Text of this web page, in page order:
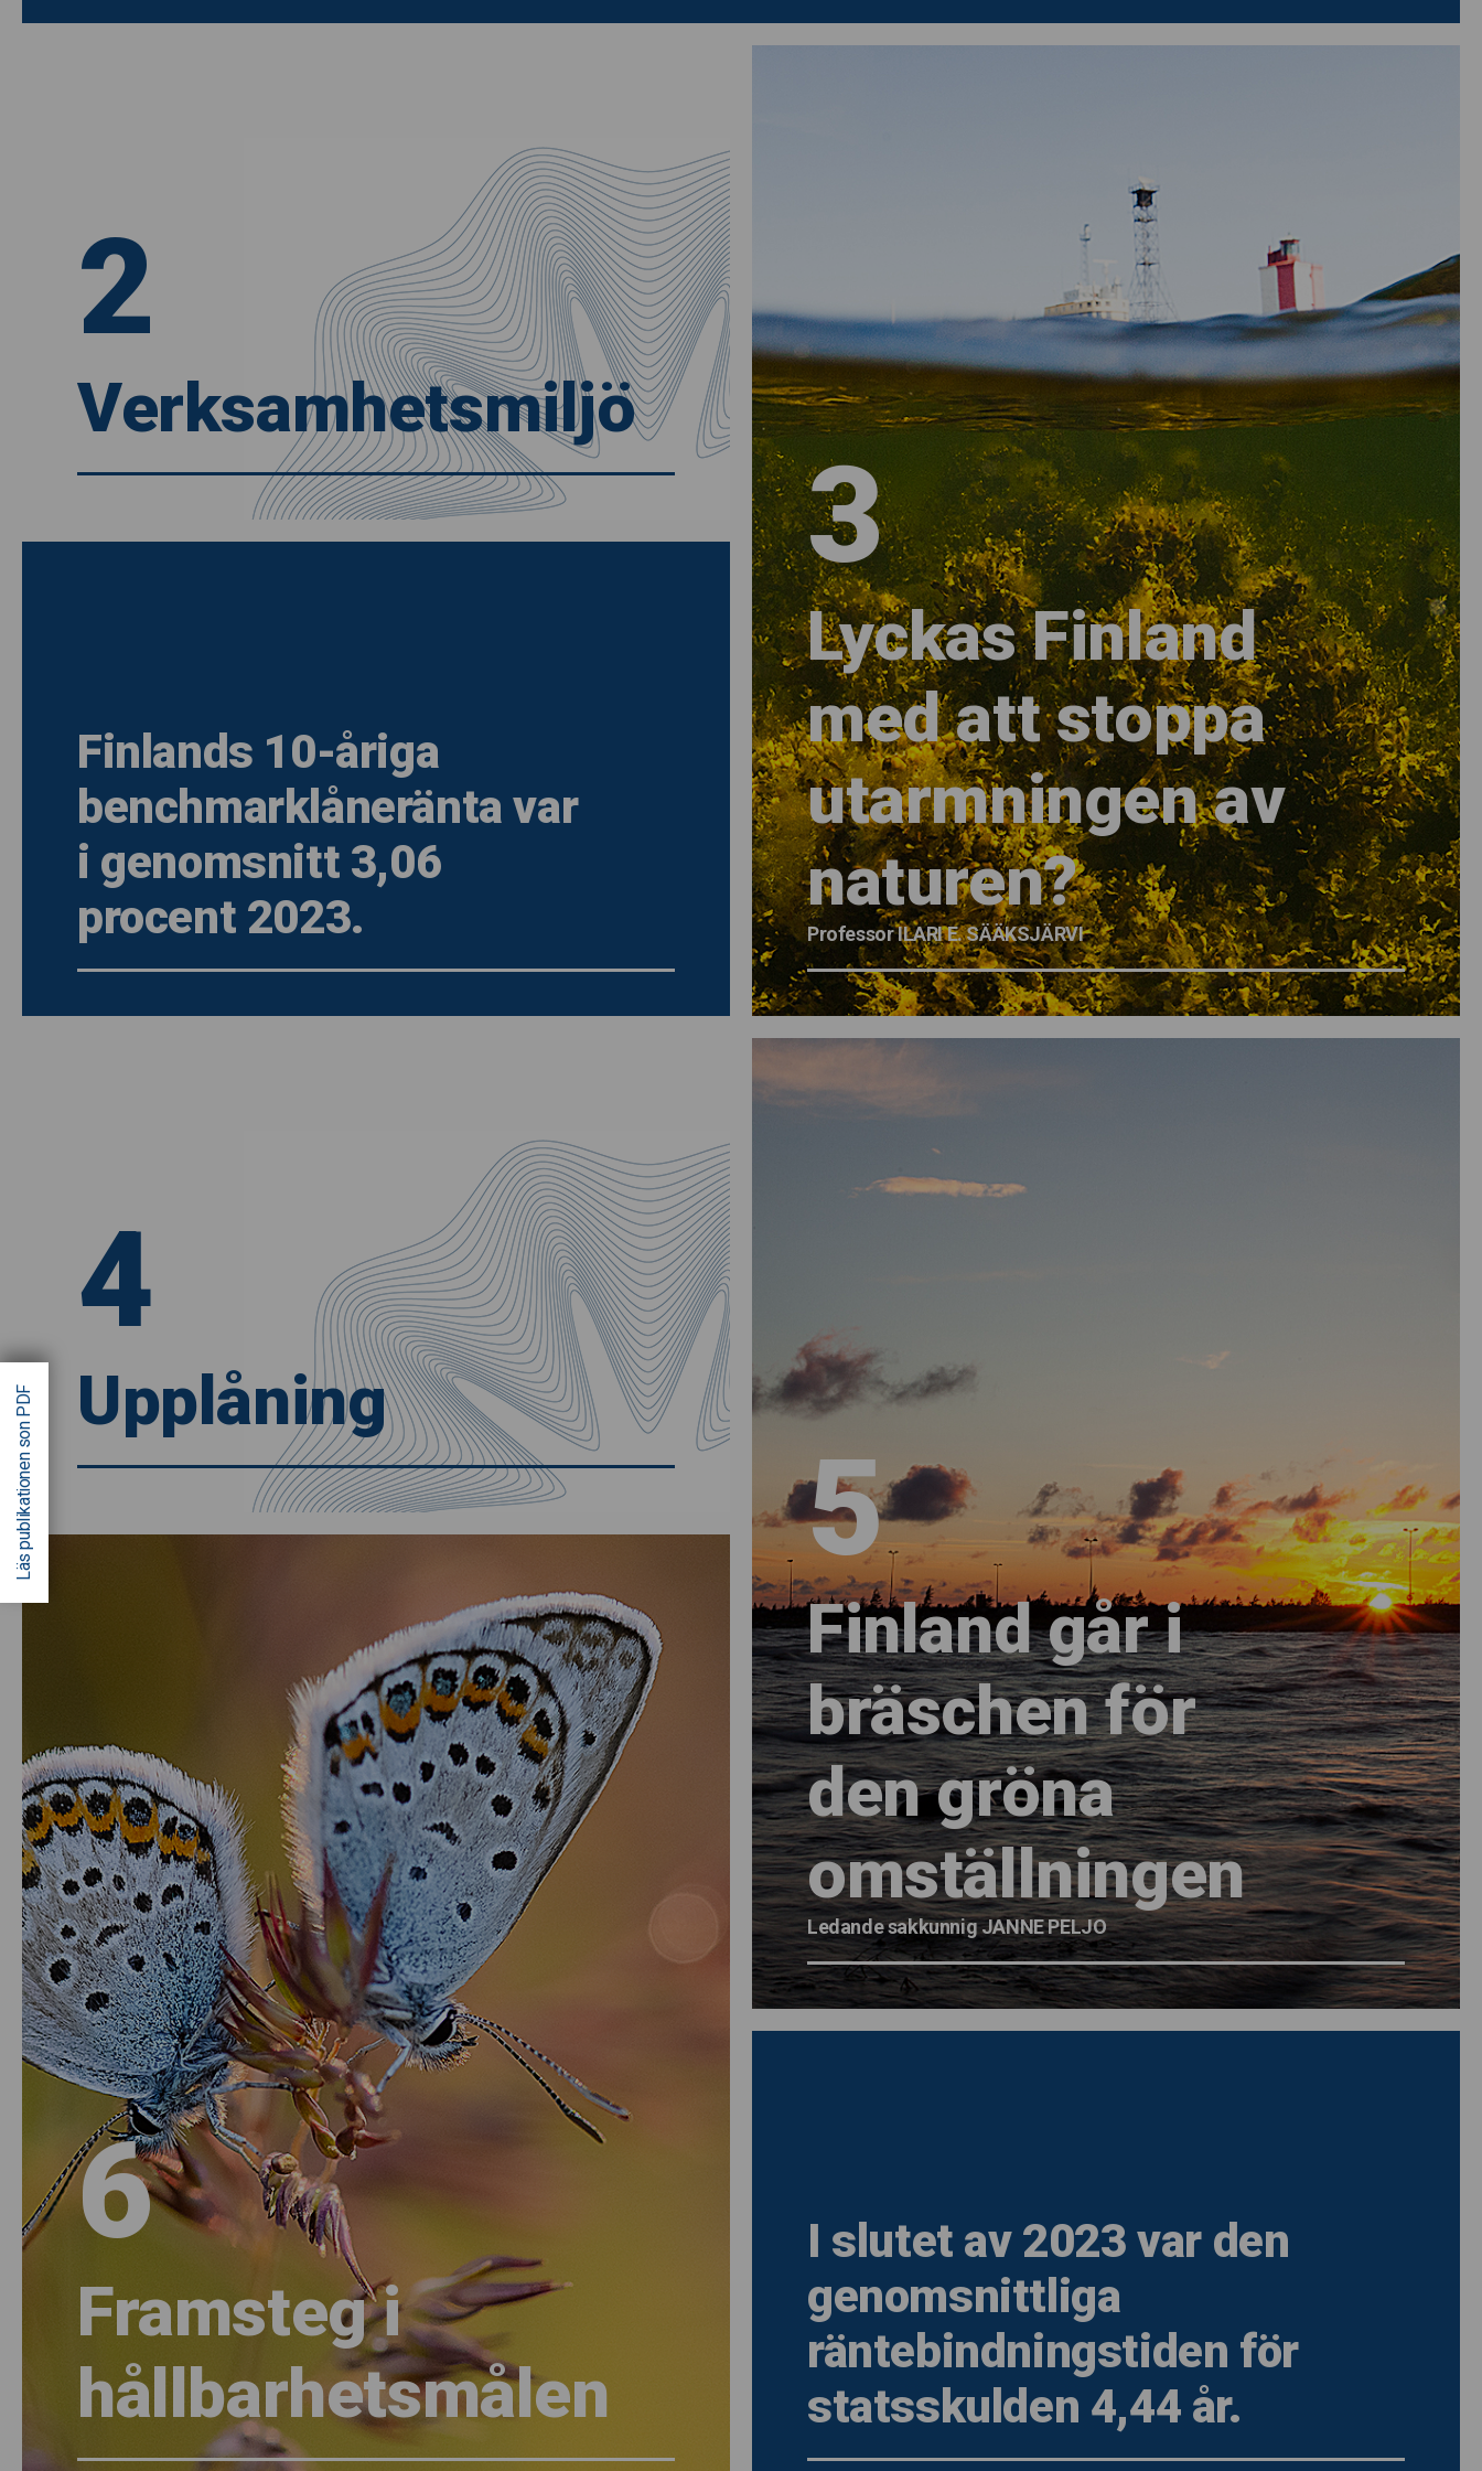
Läs publikationen son PDF
2
Verksamhetsmiljö
3
Lyckas Finland
med att stoppa
utarmningen av
naturen?
Professor ILARI E. SÄÄKSJÄRVI
Finlands 10-åriga
benchmarklåneränta var
i genomsnitt 3,06
procent 2023.
4
Upplåning
5
Finland går i
bräschen för
den gröna
omställningen
Ledande sakkunnig JANNE PELJO
6
Framsteg i
hållbarhetsmålen
I slutet av 2023 var den
genomsnittliga
räntebindningstiden för
statsskulden 4,44 år.